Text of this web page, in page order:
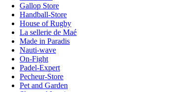
Gallop Store
Handball-Store
House of Rugby
La sellerie de Maé
Made in Paradis
Nauti-wave
On-Fight
Padel-Expert
Pecheur-Store
Pet and Garden